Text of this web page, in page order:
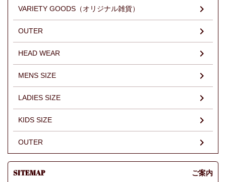
VARIETY GOODS（オリジナル雑貨）
OUTER
HEAD WEAR
MENS SIZE
LADIES SIZE
KIDS SIZE
OUTER
SITEMAP ご案内